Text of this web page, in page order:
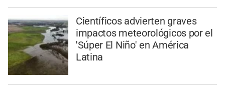
Científicos advierten graves
impactos meteorológicos por el
'Súper El Niño' en América
Latina